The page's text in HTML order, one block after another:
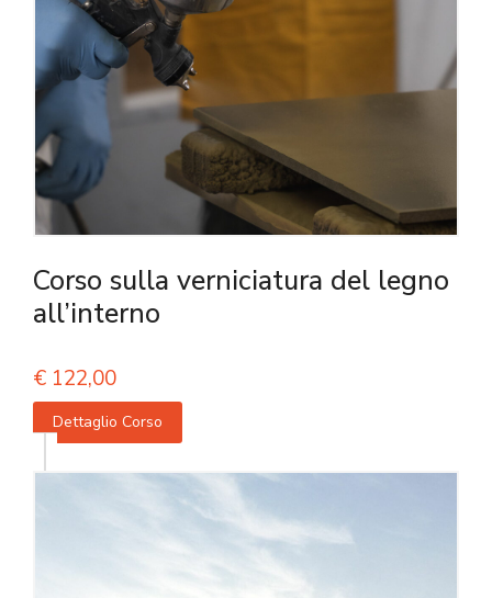
Corso sulla verniciatura del legno
all’interno
€ 122,00
Dettaglio Corso